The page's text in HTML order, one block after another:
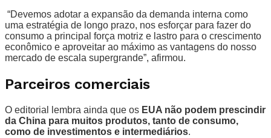
“Devemos adotar a expansão da demanda interna como
uma estratégia de longo prazo, nos esforçar para fazer do
consumo a principal força motriz e lastro para o crescimento
econômico e aproveitar ao máximo as vantagens do nosso
mercado de escala supergrande”, afirmou.
Parceiros comerciais
O editorial lembra ainda que os EUA não podem prescindir
da China para muitos produtos, tanto de consumo,
como de investimentos e intermediários.